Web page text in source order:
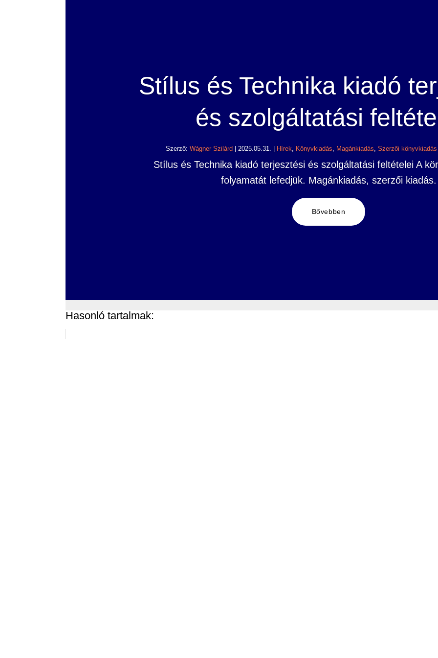
Stílus és Technika kiadó
és szolgáltatási
Szerző: Wágner Szilárd 2025.05.31. Hírek, Könyvkiadás, Magánkiadás, Szerzői könyvkiadás
Stílus és Technika kiadó terjesztési és szolgáltatási feltételei A
folyamatát lefedjük. Magánkiadás, szerzői kiadás.
Bővebben
Hasonló tartalmak: